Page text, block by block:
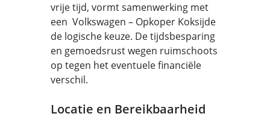
vrije tijd, vormt samenwerking met
een Volkswagen – Opkoper Koksijde
de logische keuze. De tijdsbesparing
en gemoedsrust wegen ruimschoots
op tegen het eventuele financiële
verschil.
Locatie en Bereikbaarheid